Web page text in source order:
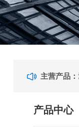
主营产品：
产品中心